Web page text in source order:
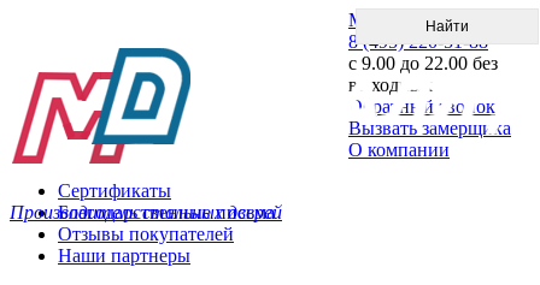
Производитель стальных дверей
Меню
8 (495) 220-51-88
с 9.00 до 22.00 без
выходных
Обратный звонок
Вызвать замерщика
О компании
Сертификаты
Благодарственные письма
Отзывы покупателей
Наши партнеры